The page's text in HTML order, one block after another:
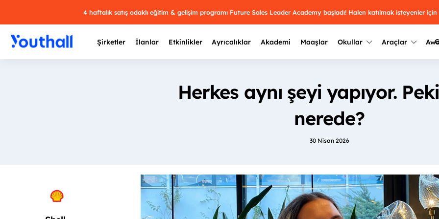
4 haftalık satış odaklı eğitim & gelişim programı Future Sales Leader Academy başladı! Halen katılmak isteyenler
Şirketler İlanlar Etkinlikler Ayrıcalıklar Akademi Maaşlar Okullar
Üniversite kulüplerini ve
keşfet.
Araçlar
2025Kazananları
2024 Kazananları
2023
Herkes aynı şeyi yapıyor.
nerede?
30 Nisan 2026